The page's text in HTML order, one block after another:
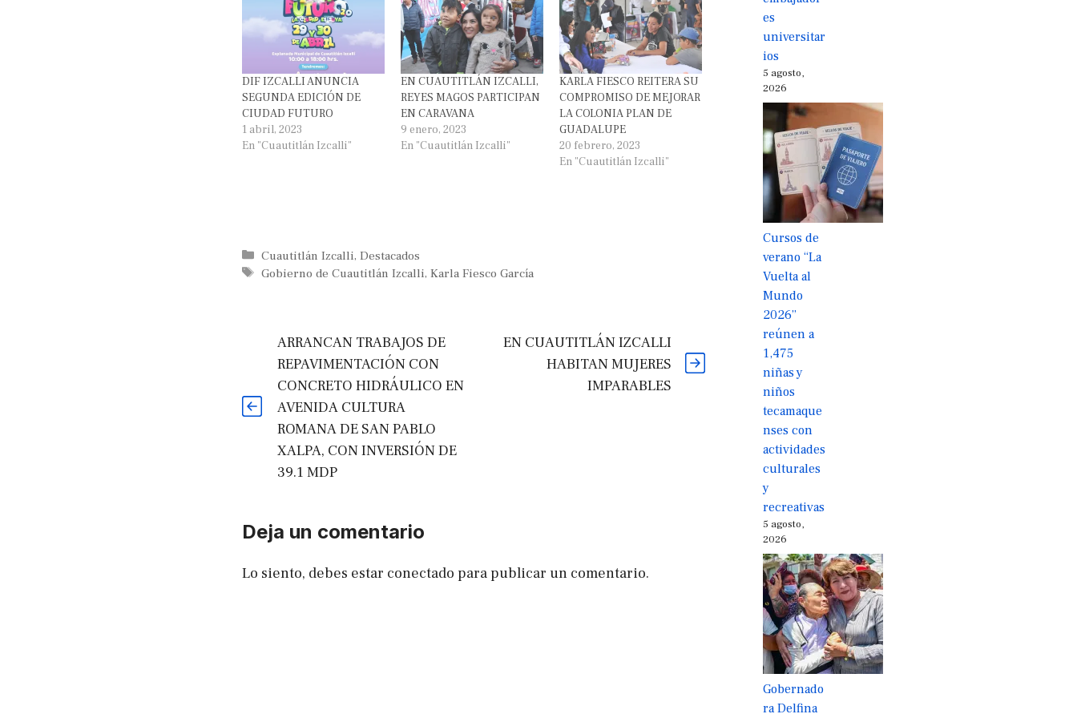
DIF IZCALLI ANUNCIA
SEGUNDA EDICIÓN DE
CIUDAD FUTURO
1 abril, 2023
En "Cuautitlán Izcalli"
EN CUAUTITLÁN IZCALLI,
REYES MAGOS PARTICIPAN
EN CARAVANA
9 enero, 2023
En "Cuautitlán Izcalli"
KARLA FIESCO REITERA SU
COMPROMISO DE MEJORAR
LA COLONIA PLAN DE
GUADALUPE
20 febrero, 2023
En "Cuautitlán Izcalli"
Categorías
Cuautitlán Izcalli,Destacados
Etiquetas
Gobierno de Cuautitlán Izcalli,Karla Fiesco García
ARRANCAN TRABAJOS DE
REPAVIMENTACIÓN CON
CONCRETO HIDRÁULICO EN
AVENIDA CULTURA
ROMANA DE SAN PABLO
XALPA, CON INVERSIÓN DE
39.1 MDP
EN CUAUTITLÁN IZCALLI
HABITAN MUJERES
IMPARABLES
Deja un comentario
Lo siento, debes estar conectado para publicar un comentario.
es
universitar
ios
5 agosto,
2026
Cursos de
verano “La
Vuelta al
Mundo
2026”
reúnen a
1,475
niñas y
niños
tecamaque
nses con
actividades
culturales
y
recreativas
5 agosto,
2026
Gobernado
ra Delfina